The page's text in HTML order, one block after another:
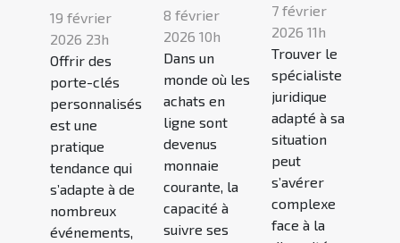
19 février
2026 23h
Offrir des
porte-clés
personnalisés
est une
pratique
tendance qui
s’adapte à de
nombreux
événements,
8 février
2026 10h
Dans un
monde où les
achats en
ligne sont
devenus
monnaie
courante, la
capacité à
suivre ses
7 février
2026 11h
Trouver le
spécialiste
juridique
adapté à sa
situation
peut
s’avérer
complexe
face à la